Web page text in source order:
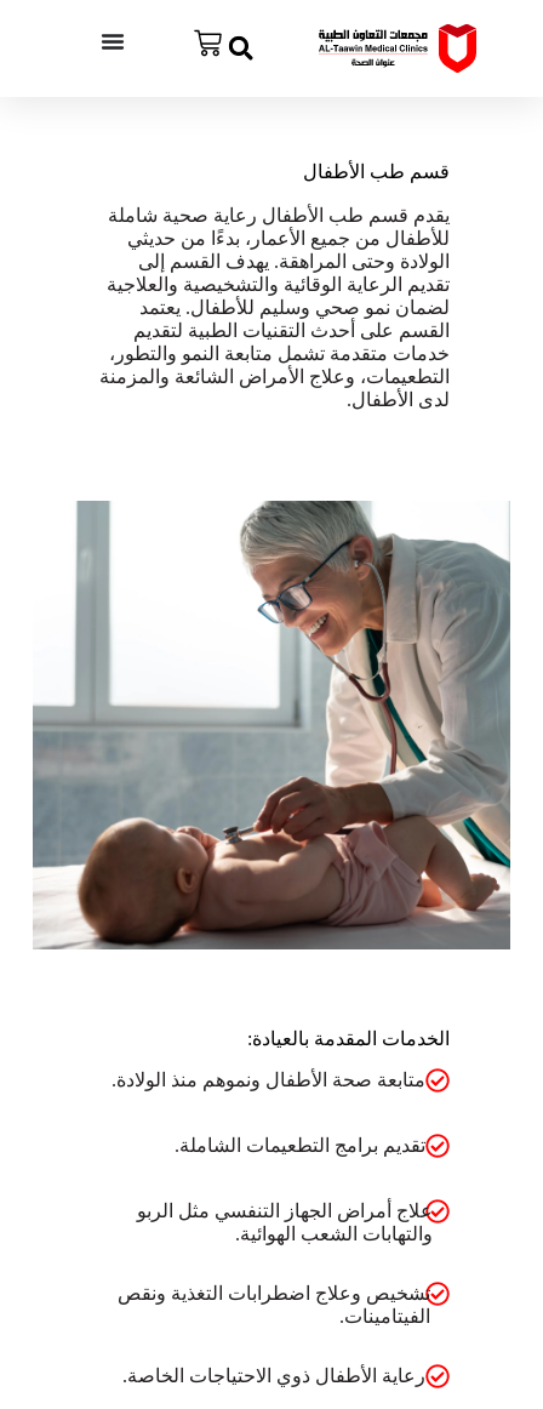
قسم طب الأطفال
يقدم قسم طب الأطفال رعاية صحية شاملة
للأطفال من جميع الأعمار، بدءًا من حديثي
الولادة وحتى المراهقة. يهدف القسم إلى
تقديم الرعاية الوقائية والتشخيصية والعلاجية
لضمان نمو صحي وسليم للأطفال. يعتمد
القسم على أحدث التقنيات الطبية لتقديم
خدمات متقدمة تشمل متابعة النمو والتطور،
التطعيمات، وعلاج الأمراض الشائعة والمزمنة
لدى الأطفال.
الخدمات المقدمة بالعيادة:
متابعة صحة الأطفال ونموهم منذ الولادة.
تقديم برامج التطعيمات الشاملة.
علاج أمراض الجهاز التنفسي مثل الربو
والتهابات الشعب الهوائية.
تشخيص وعلاج اضطرابات التغذية ونقص
الفيتامينات.
رعاية الأطفال ذوي الاحتياجات الخاصة.